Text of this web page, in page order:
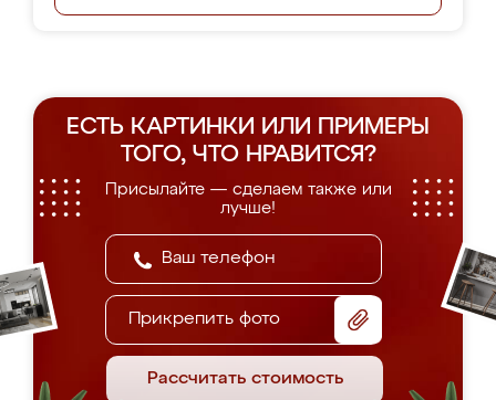
ЕСТЬ КАРТИНКИ ИЛИ ПРИМЕРЫ
ТОГО, ЧТО НРАВИТСЯ?
Присылайте — сделаем также или
лучше!
Прикрепить фото
Рассчитать стоимость